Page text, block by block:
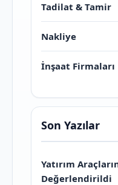
Tadilat & Tamir
Nakliye
İnşaat Firmaları
Son Yazılar
Yatırım
Değerlendirildi